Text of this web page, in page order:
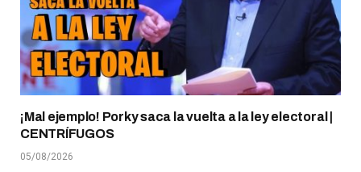
¡Mal ejemplo! Porky saca la vuelta a la ley electoral |
CENTRÍFUGOS
05/08/2026